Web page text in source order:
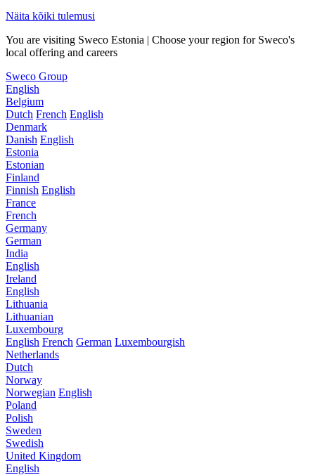
Näita kõiki tulemusi
You are visiting Sweco Estonia | Choose your region for Sweco's
local offering and careers
Sweco Group
English
Belgium
Dutch French English
Denmark
Danish English
Estonia
Estonian
Finland
Finnish English
France
French
Germany
German
India
English
Ireland
English
Lithuania
Lithuanian
Luxembourg
English French German Luxembourgish
Netherlands
Dutch
Norway
Norwegian English
Poland
Polish
Sweden
Swedish
United Kingdom
English